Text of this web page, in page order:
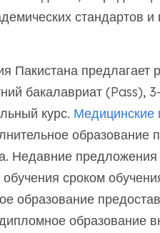
стандартов
Пакистана предлагает
бакалавриат (Pass),
курс. Медицинские
образование
Недавние
сроком
образование
образование